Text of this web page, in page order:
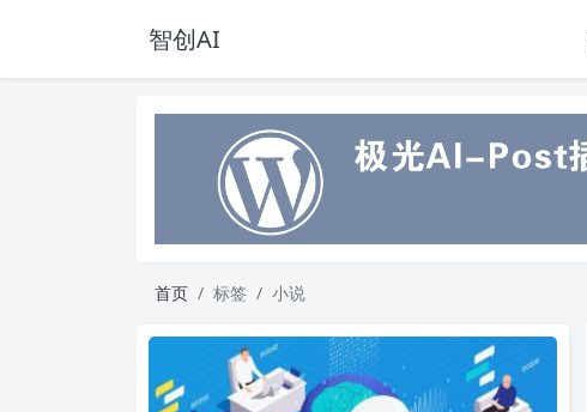
智创AI
首页 标签 小说